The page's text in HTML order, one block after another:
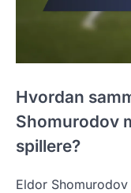
Hvordan
Shomurodov
spillere?
Eldor